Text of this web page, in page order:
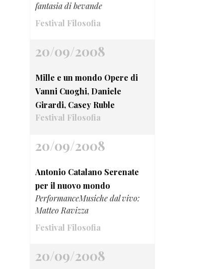
fantasia di bevande
Festival Filosofia
20/09/2008
Mille e un mondo Opere di
Vanni Cuoghi, Daniele
Girardi, Casey Ruble
Festival Filosofia
20/09/2008
Antonio Catalano Serenate
per il nuovo mondo
PerformanceMusiche dal vivo:
Matteo Ravizza
Festival Filosofia
20/09/2008